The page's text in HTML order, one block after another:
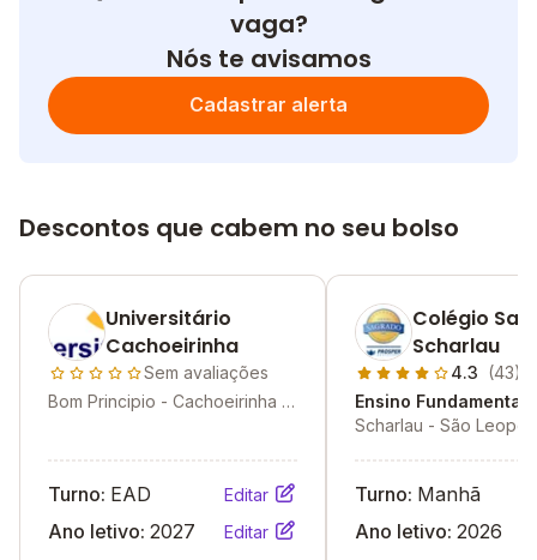
vaga?
Nós te avisamos
Cadastrar alerta
Descontos que cabem no seu bolso
Universitário
Cachoeirinha
Sem avaliações
Bom Principio - Cachoeirinha -
Turno: EAD Editar
Ano letivo: 2027 Editar
Colégio
Scharlau
4.3 (43)
Ensino Fundamental
Scharlau - São
Turno: Manhã
Ano letivo: 2026